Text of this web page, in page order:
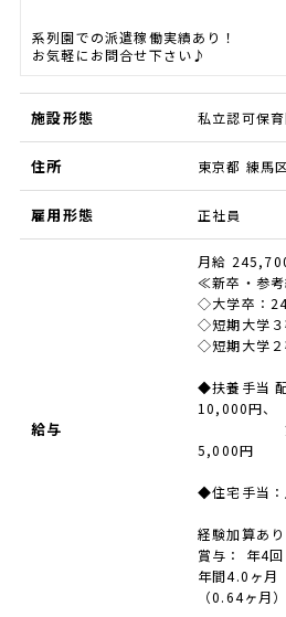
系列園での派遣稼働実績あり！
お気軽にお問合せ下さい♪
施設形態 私立認可保
住所 東京都 練馬
雇用形態 正社員
給与
月給
≪新卒・参
◇大学卒：
◇短期大学
◇短期大学
◆扶養手当
10,000円、
第2子
5,000円
◆住宅手当
経験加算あり
賞与： 年4
年間4.0ヶ月
（0.64ヶ月